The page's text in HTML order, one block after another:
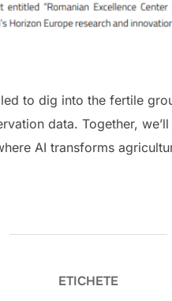
to dig into the fertile
data. Together,
AI transforms
ETICHETE